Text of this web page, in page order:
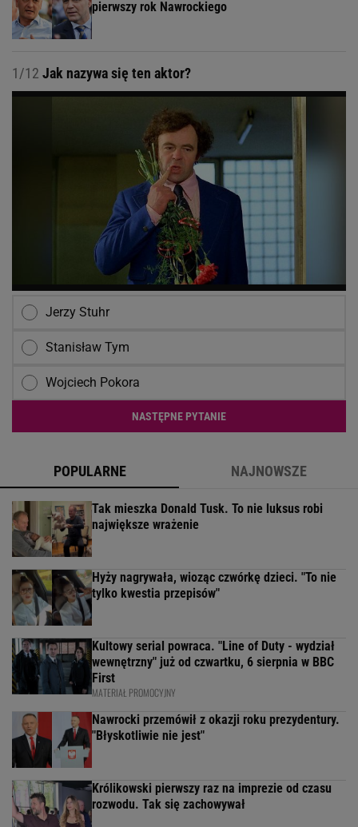
pierwszy rok Nawrockiego
1/12 Jak nazywa się ten aktor?
Jerzy Stuhr
Stanisław Tym
Wojciech Pokora
NASTĘPNE PYTANIE
POPULARNE NAJNOWSZE
Tak mieszka Donald Tusk. To nie luksus robi
największe wrażenie
Hyży nagrywała, wioząc czwórkę dzieci. "To nie
tylko kwestia przepisów"
Kultowy serial powraca. "Line of Duty - wydział
wewnętrzny" już od czwartku, 6 sierpnia w BBC
First
MATERIAŁ PROMOCYJNY
Nawrocki przemówił z okazji roku prezydentury.
"Błyskotliwie nie jest"
Królikowski pierwszy raz na imprezie od czasu
rozwodu. Tak się zachowywał